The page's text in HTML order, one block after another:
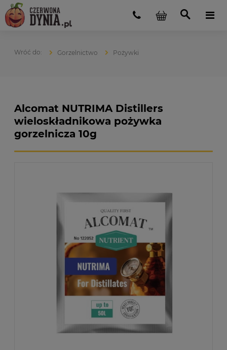
Gorzelnictwo Pożywki
Alcomat NUTRIMA Distillers
wieloskładnikowa pożywka
gorzelnicza 10g